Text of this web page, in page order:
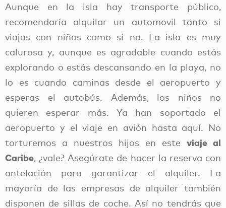
Aunque en la isla hay transporte público,
recomendaría alquilar un automovil tanto si
viajas con niños como si no. La isla es muy
calurosa y, aunque es agradable cuando estás
explorando o estás descansando en la playa, no
lo es cuando caminas desde el aeropuerto y
esperas el autobús. Además, los niños no
quieren esperar más. Ya han soportado el
aeropuerto y el viaje en avión hasta aquí. No
torturemos a nuestros hijos en este viaje al
Caribe, ¿vale? Asegúrate de hacer la reserva con
antelación para garantizar el alquiler. La
mayoría de las empresas de alquiler también
disponen de sillas de coche. Así no tendrás que